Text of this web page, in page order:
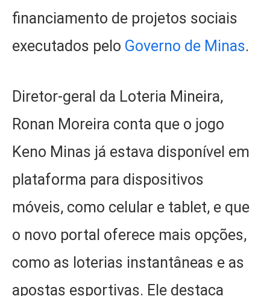
financiamento de projetos sociais
executados pelo Governo de Minas.
Diretor-geral da Loteria Mineira,
Ronan Moreira conta que o jogo
Keno Minas já estava disponível em
plataforma para dispositivos
móveis, como celular e tablet, e que
o novo portal oferece mais opções,
como as loterias instantâneas e as
apostas esportivas. Ele destaca